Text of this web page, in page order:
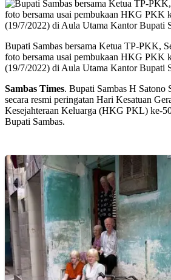
Bupati Sambas bersama Ketua TP-PKK,
foto bersama usai pembukaan HKG PKK
(19/7/2022) di Aula Utama Kantor Bupati
Sambas Times. Bupati Sambas H Satono
secara resmi peringatan Hari Kesatuan
Kesejahteraan Keluarga (HKG PKL) ke-
Bupati Sambas.